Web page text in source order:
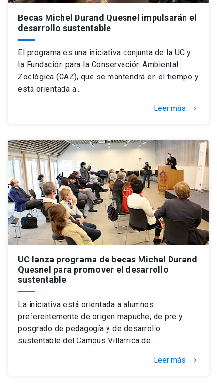
Becas Michel Durand Quesnel impulsarán el
desarrollo sustentable
El programa es una iniciativa conjunta de la UC y
la Fundación para la Conservación Ambiental
Zoológica (CAZ), que se mantendrá en el tiempo y
está orientada a…
Leer más keyboard_arrow_right
UC lanza programa de becas Michel Durand
Quesnel para promover el desarrollo
sustentable
La iniciativa está orientada a alumnos
preferentemente de origen mapuche, de pre y
posgrado de pedagogía y de desarrollo
sustentable del Campus Villarrica de…
Leer más keyboard_arrow_right